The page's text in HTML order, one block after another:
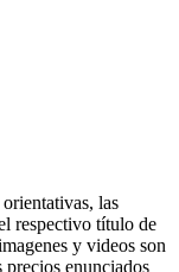
las
respectivo título de
y videos son
enunciados